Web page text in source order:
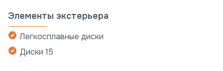
Элементы экстерьера
Легкосплавные диски
Диски 15